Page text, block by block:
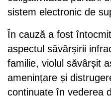
sistem electronic de
În cauză a fost
aspectul săvârșirii
familie, violul săvârșit
amenințare și
continuate în vederea